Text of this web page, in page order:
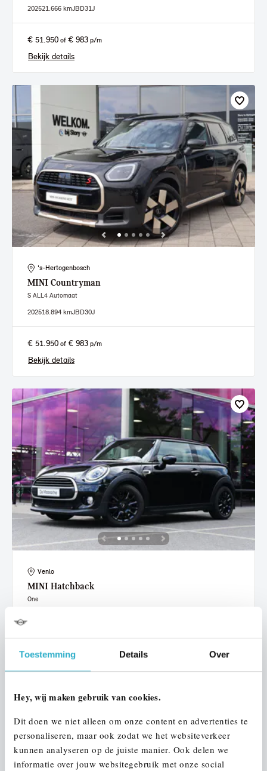
Toestemming Details Over
Hey, wij maken gebruik van cookies.
Dit doen we niet alleen om onze content en advertenties te
personaliseren, maar ook zodat we het websiteverkeer
kunnen analyseren op de juiste manier. Ook delen we
informatie over jouw websitegebruik met onze social
202521.666 kmJBD31J
€ 51.950 of € 983 p/m
Bekijk details
's-Hertogenbosch
MINI Countryman
S ALL4 Automaat
202518.894 kmJBD30J
€ 51.950 of € 983 p/m
Bekijk details
Venlo
MINI Hatchback
One